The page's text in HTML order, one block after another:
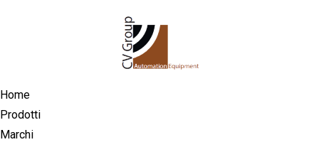
Home
Prodotti
Marchi